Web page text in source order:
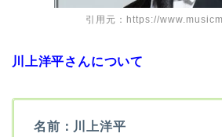
引用元：https://
川上洋平さんについて
名前：川上洋平